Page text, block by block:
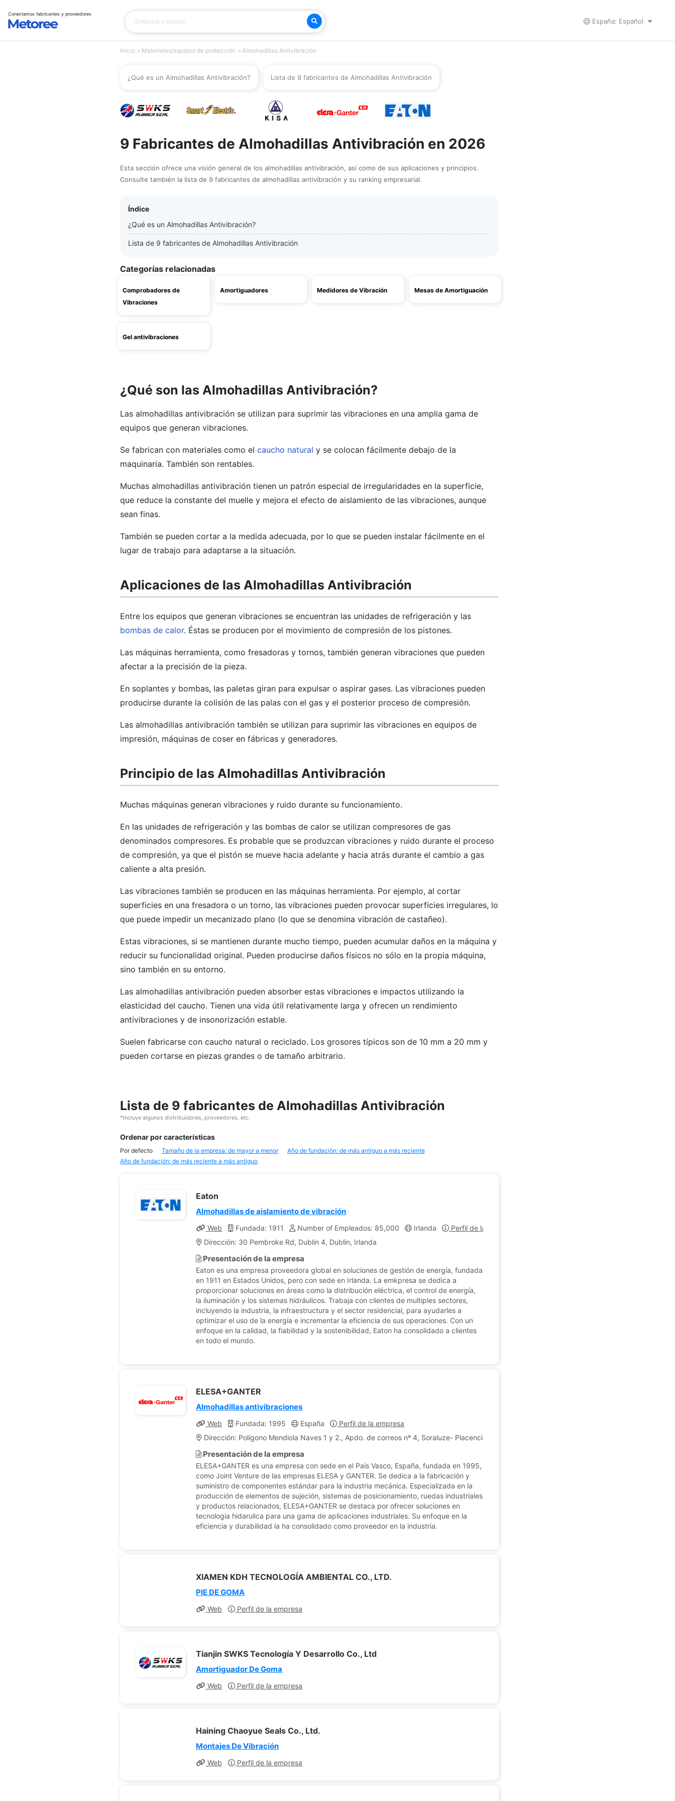
Conectamos fabricantes y proveedores
España: Español
Inicio Materiales/equipos de protección Almohadillas Antivibración
¿Qué es un Almohadillas Antivibración? Lista de 9 fabricantes de Almohadillas Antivibración
9 Fabricantes de Almohadillas Antivibración en 2026
Esta sección ofrece una visión general de los almohadillas antivibración, así como de sus aplicaciones y principios.
Consulte también la lista de 9 fabricantes de almohadillas antivibración y su ranking empresarial.
Índice
¿Qué es un Almohadillas Antivibración?
Lista de 9 fabricantes de Almohadillas Antivibración
Categorías relacionadas
Comprobadores de
Vibraciones
Amortiguadores Medidores de Vibración Mesas de Amortiguación
Gel antivibraciones
¿Qué son las Almohadillas Antivibración?
Las almohadillas antivibración se utilizan para suprimir las vibraciones en una amplia gama de
equipos que generan vibraciones.
Se fabrican con materiales como el caucho natural y se colocan fácilmente debajo de la
maquinaria. También son rentables.
Muchas almohadillas antivibración tienen un patrón especial de irregularidades en la superficie,
que reduce la constante del muelle y mejora el efecto de aislamiento de las vibraciones, aunque
sean finas.
También se pueden cortar a la medida adecuada, por lo que se pueden instalar fácilmente en el
lugar de trabajo para adaptarse a la situación.
Aplicaciones de las Almohadillas Antivibración
Entre los equipos que generan vibraciones se encuentran las unidades de refrigeración y las
bombas de calor. Éstas se producen por el movimiento de compresión de los pistones.
Las máquinas herramienta, como fresadoras y tornos, también generan vibraciones que pueden
afectar a la precisión de la pieza.
En soplantes y bombas, las paletas giran para expulsar o aspirar gases. Las vibraciones pueden
producirse durante la colisión de las palas con el gas y el posterior proceso de compresión.
Las almohadillas antivibración también se utilizan para suprimir las vibraciones en equipos de
impresión, máquinas de coser en fábricas y generadores.
Principio de las Almohadillas Antivibración
Muchas máquinas generan vibraciones y ruido durante su funcionamiento.
En las unidades de refrigeración y las bombas de calor se utilizan compresores de gas
denominados compresores. Es probable que se produzcan vibraciones y ruido durante el proceso
de compresión, ya que el pistón se mueve hacia adelante y hacia atrás durante el cambio a gas
caliente a alta presión.
Las vibraciones también se producen en las máquinas herramienta. Por ejemplo, al cortar
superficies en una fresadora o un torno, las vibraciones pueden provocar superficies irregulares, lo
que puede impedir un mecanizado plano (lo que se denomina vibración de castañeo).
Estas vibraciones, si se mantienen durante mucho tiempo, pueden acumular daños en la máquina y
reducir su funcionalidad original. Pueden producirse daños físicos no sólo en la propia máquina,
sino también en su entorno.
Las almohadillas antivibración pueden absorber estas vibraciones e impactos utilizando la
elasticidad del caucho. Tienen una vida útil relativamente larga y ofrecen un rendimiento
antivibraciones y de insonorización estable.
Suelen fabricarse con caucho natural o reciclado. Los grosores típicos son de 10 mm a 20 mm y
pueden cortarse en piezas grandes o de tamaño arbitrario.
Lista de 9 fabricantes de Almohadillas Antivibración
*Incluye algunos distribuidores, proveedores, etc.
Ordenar por características
Por defecto Tamaño de la empresa: de mayor a menor
Año de fundación: de más antiguo a más reciente
Año de fundación: de más reciente a más antiguo
Eaton
Almohadillas de aislamiento de vibración
Web Fundada: 1911 Number of Empleados: 85,000 Irlanda
Perfil de la empresa
Dirección: 30 Pembroke Rd, Dublin 4, Dublin, Irlanda
Presentación de la empresa
Eaton es una empresa proveedora global en soluciones de gestión de energía, fundada
en 1911 en Estados Unidos, pero con sede en Irlanda. La emkpresa se dedica a
proporcionar soluciones en áreas como la distribución eléctrica, el control de energía,
la iluminación y los sistemas hidráulicos. Trabaja con clientes de multiples sectores,
incluyendo la industria, la infraestructura y el sector residencial, para ayudarles a
optimizar el uso de la energía e incrementar la eficiencia de sus operaciones. Con un
enfoque en la calidad, la fiabilidad y la sostenibilidad, Eaton ha consolidado a clientes
en todo el mundo.
ELESA+GANTER
Almohadillas antivibraciones
Web Fundada: 1995 España
Perfil de la empresa
Dirección: Polígono Mendiola Naves 1 y 2., Apdo. de correos nº 4, Soraluze- Placencia de las Armas, Guipúzcoa, España
Presentación de la empresa
ELESA+GANTER es una empresa con sede en el País Vasco, España, fundada en 1995,
como Joint Venture de las empresas ELESA y GANTER. Se dedica a la fabricación y
suministro de componentes estándar para la industria mecánica. Especializada en la
producción de elementos de sujeción, sistemas de posicionamiento, ruedas industriales
y productos relacionados, ELESA+GANTER se destaca por ofrecer soluciones en
tecnologia hidarulica para una gama de aplicaciones industriales. Su enfoque en la
eficiencia y durabilidad la ha consolidado como proveedor en la industria.
XIAMEN KDH TECNOLOGÍA AMBIENTAL CO., LTD.
PIE DE GOMA
Web Perfil de la empresa
Tianjin SWKS Tecnología Y Desarrollo Co., Ltd
Amortiguador De Goma
Web Perfil de la empresa
Haining Chaoyue Seals Co., Ltd.
Montajes De Vibración
Web Perfil de la empresa